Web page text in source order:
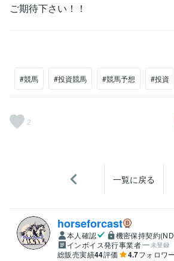
ご期待下さい！！
#競馬 #投資競馬 #競馬予想 #投資
2
一覧に戻る
horseforcast
本人確認 機密保持契約
インボイス発行事業者 未登録
総販売実績44評価 4.7フォロワー